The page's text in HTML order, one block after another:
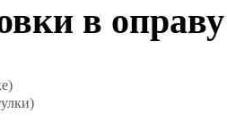
в оправу